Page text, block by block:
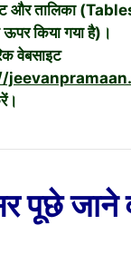
और तालिका
किया गया है)।
वेबसाइट
पूछे जाने